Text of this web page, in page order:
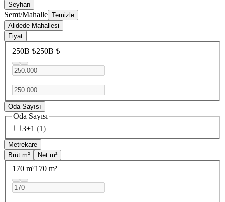
Seyhan
Semt/Mahalle Temizle
Alidede Mahallesi
Fiyat
250B ₺250B ₺
—
Oda Sayısı
Oda Sayısı
3+1 (1)
Metrekare
Brüt m²
Net m²
170 m²170 m²
—